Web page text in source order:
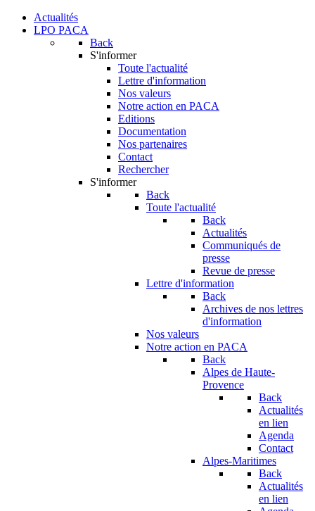
Actualités
LPO PACA
Back
S'informer
Toute l'actualité
Lettre d'information
Nos valeurs
Notre action en PACA
Editions
Documentation
Nos partenaires
Contact
Rechercher
S'informer
Back
Toute l'actualité
Back
Actualités
Communiqués de
presse
Revue de presse
Lettre d'information
Back
Archives de nos lettres
d'information
Nos valeurs
Notre action en PACA
Back
Alpes de Haute-
Provence
Back
Actualités
en lien
Agenda
Contact
Alpes-Maritimes
Back
Actualités
en lien